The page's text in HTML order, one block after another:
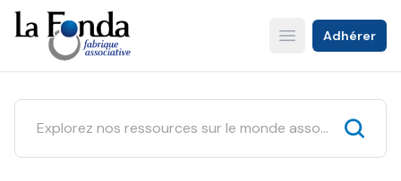
Aller
au
contenu
principal
Open main menu
Adhérer